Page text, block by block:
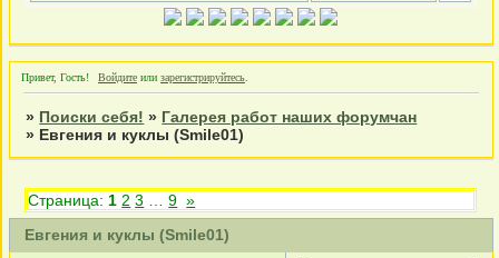
Привет, Гость! Войдите или зарегистрируйтесь
» Поиски себя! » Галерея работ наших форумчан
» Евгения и куклы (Smile01)
Евгения и куклы (Smile01)
Страница: 1 2 3 9 »